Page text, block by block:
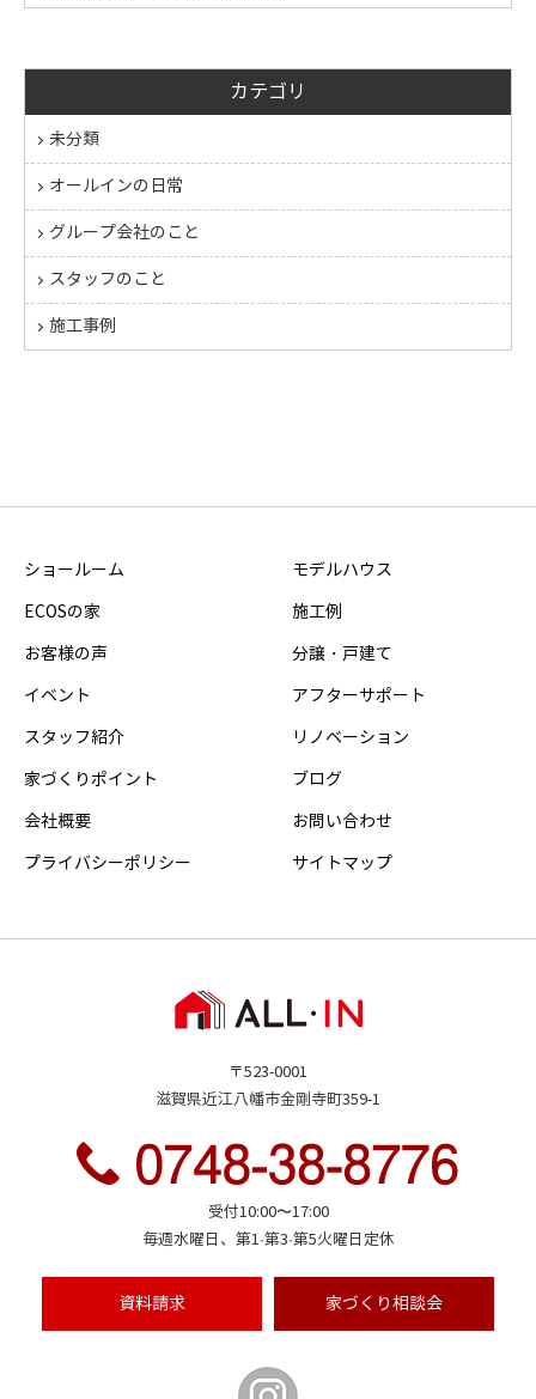
カテゴリ
未分類
オールインの日常
グループ会社のこと
スタッフのこと
施工事例
ショールーム モデルハウス
ECOSの家 施工例
お客様の声 分譲・戸建て
イベント アフターサポート
スタッフ紹介 リノベーション
家づくりポイント ブログ
会社概要 お問い合わせ
プライバシーポリシー サイトマップ
〒523-0001
滋賀県近江八幡市金剛寺町359-1
受付10:00〜17:00
毎週水曜日、第1·第3·第5火曜日定休
資料請求 家づくり相談会